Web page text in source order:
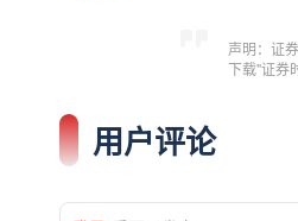
声明：证
下载"证券
用户评论